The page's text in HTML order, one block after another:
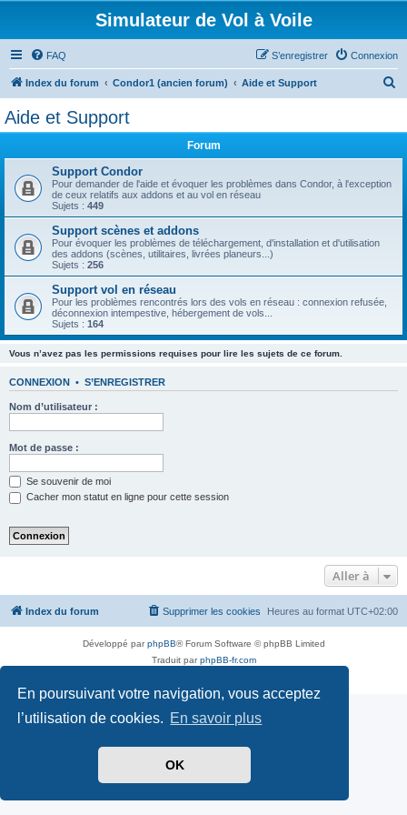
En poursuivant votre navigation, vous acceptez
l’utilisation de cookies. En savoir plus
OK
Simulateur de Vol à Voile
FAQ Connexion
S’enregistrer
Index du forum Condor1 (ancien forum) Aide et Support
r
Aide et Support
Forum
Support Condor
Pour demander de l'aide et évoquer les problèmes dans Condor, à l'exception
de ceux relatifs aux addons et au vol en réseau
Sujets : 449
Support scènes et addons
Pour évoquer les problèmes de téléchargement, d'installation et d'utilisation
des addons (scènes, utilitaires, livrées planeurs...)
Sujets : 256
Support vol en réseau
Pour les problèmes rencontrés lors des vols en réseau : connexion refusée,
déconnexion intempestive, hébergement de vols...
Sujets : 164
Vous n’avez pas les permissions requises pour lire les sujets de ce forum.
CONNEXION • S’ENREGISTRER
Nom d’utilisateur :
Mot de passe :
Se souvenir de moi
Cacher mon statut en ligne pour cette session
Aller à
Index du forum Heures au format UTC+02:00
Supprimer les cookies
Développé parphpBB® Forum Software © phpBB Limited
Traduit parphpBB-fr.com